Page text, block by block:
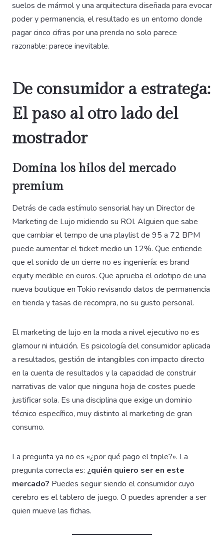
suelos de mármol y una arquitectura diseñada para evocar
poder y permanencia, el resultado es un entorno donde
pagar cinco cifras por una prenda no solo parece
razonable: parece inevitable.
De consumidor a estratega:
El paso al otro lado del
mostrador
Domina los hilos del mercado
premium
Detrás de cada estímulo sensorial hay un Director de
Marketing de Lujo midiendo su ROI. Alguien que sabe
que cambiar el tempo de una playlist de 95 a 72 BPM
puede aumentar el ticket medio un 12%. Que entiende
que el sonido de un cierre no es ingeniería: es brand
equity medible en euros. Que aprueba el odotipo de una
nueva boutique en Tokio revisando datos de permanencia
en tienda y tasas de recompra, no su gusto personal.
El marketing de lujo en la moda a nivel ejecutivo no es
glamour ni intuición. Es psicología del consumidor aplicada
a resultados, gestión de intangibles con impacto directo
en la cuenta de resultados y la capacidad de construir
narrativas de valor que ninguna hoja de costes puede
justificar sola. Es una disciplina que exige un dominio
técnico específico, muy distinto al marketing de gran
consumo.
La pregunta ya no es «¿por qué pago el triple?». La
pregunta correcta es: ¿quién quiero ser en este
mercado? Puedes seguir siendo el consumidor cuyo
cerebro es el tablero de juego. O puedes aprender a ser
quien mueve las fichas.